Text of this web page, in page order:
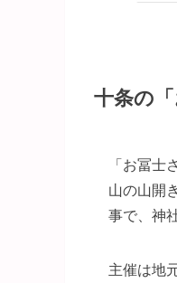
十条の
「お冨
山の山開
事で、神
主催は地